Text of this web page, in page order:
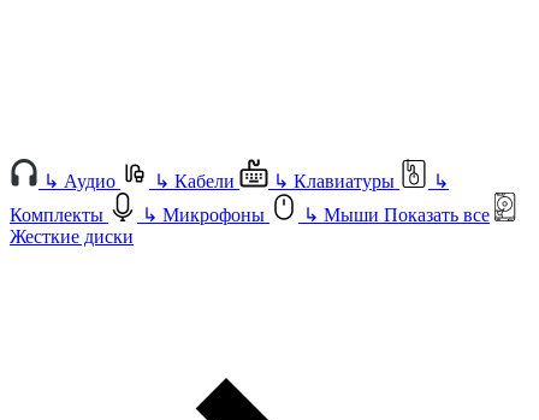
↳ Аудио ↳ Кабели ↳ Клавиатуры
↳
Комплекты
↳ Микрофоны ↳ Мыши Показать все
Жесткие диски